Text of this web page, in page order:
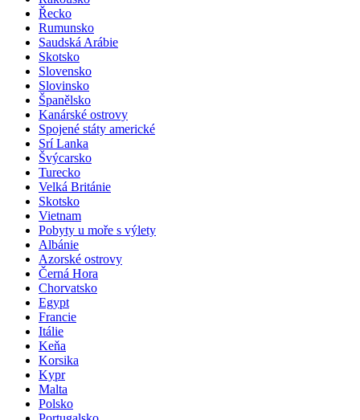
Řecko
Rumunsko
Saudská Arábie
Skotsko
Slovensko
Slovinsko
Španělsko
Kanárské ostrovy
Spojené státy americké
Srí Lanka
Švýcarsko
Turecko
Velká Británie
Skotsko
Vietnam
Pobyty u moře s výlety
Albánie
Azorské ostrovy
Černá Hora
Chorvatsko
Egypt
Francie
Itálie
Keňa
Korsika
Kypr
Malta
Polsko